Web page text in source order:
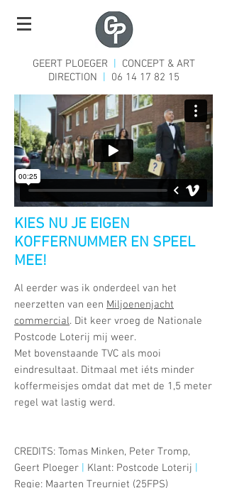
GEERT PLOEGER
CONCEPT & ART
DIRECTION
06 14 17 82 15
KIES NU JE EIGEN
KOFFERNUMMER EN SPEEL
MEE!
Al eerder was ik onderdeel van het
neerzetten van een Miljoenenjacht
commercial. Dit keer vroeg de Nationale
Postcode Loterij mij weer.
Met bovenstaande TVC als mooi
eindresultaat. Ditmaal met iéts minder
koffermeisjes omdat dat met de 1,5 meter
regel wat lastig werd.
CREDITS: Tomas Minken, Peter Tromp,
Geert Ploeger
Klant: Postcode Loterij
Regie: Maarten Treurniet (25FPS)